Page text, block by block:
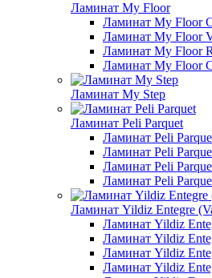
Ламинат My Floor
Ламинат My Floor
Ламинат My Floor
Ламинат My Floor
Ламинат My Floor
Ламинат My Step
Ламинат Peli Parquet
Ламинат Peli
Ламинат Peli
Ламинат Peli
Ламинат Peli
Ламинат Yildiz Entegre
Ламинат Yildiz
Ламинат Yildiz
Ламинат Yildiz
Ламинат Yildiz